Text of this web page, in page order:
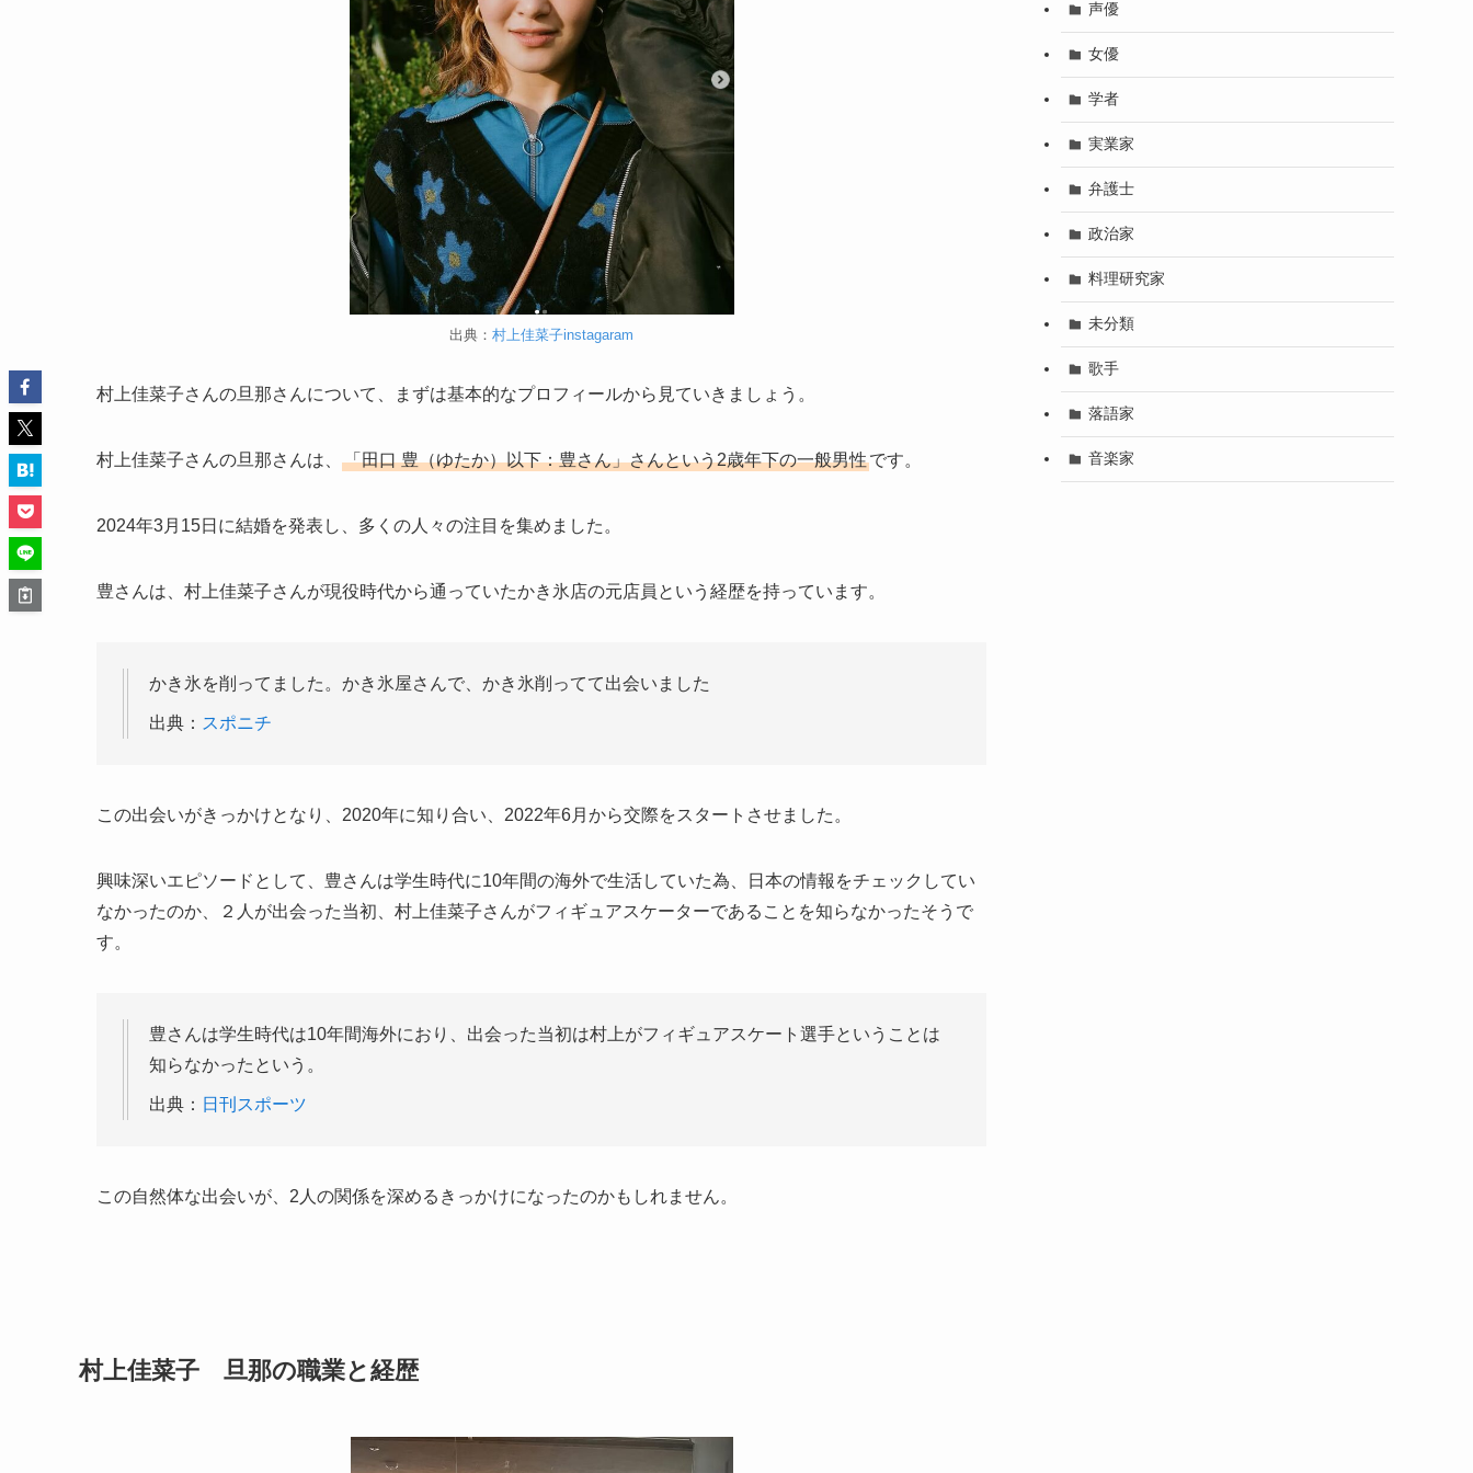
出典： 村上佳菜子instagaram
村上佳菜子さんの旦那さんについて、まずは基本的なプロフィールから見ていきましょう。
村上佳菜子さんの旦那さんは、 「田口 豊（ゆたか）以下：豊さん」さんという2歳年下の一般男性です。
2024年3月15日に結婚を発表し、多くの人々の注目を集めました。
豊さんは、村上佳菜子さんが現役時代から通っていたかき氷店の元店員という経歴を持っています。
かき氷を削ってました。かき氷屋さんで、かき氷削ってて出会いました
出典： スポニチ
この出会いがきっかけとなり、2020年に知り合い、2022年6月から交際をスタートさせました。
興味深いエピソードとして、豊さんは学生時代に10年間の海外で生活していた為、日本の情報をチェックしてい
なかったのか、２人が出会った当初、村上佳菜子さんがフィギュアスケーターであることを知らなかったそうで
す。
豊さんは学生時代は10年間海外におり、出会った当初は村上がフィギュアスケート選手ということは
知らなかったという。
出典： 日刊スポーツ
この自然体な出会いが、2人の関係を深めるきっかけになったのかもしれません。
村上佳菜子 旦那の職業と経歴
声優
女優
学者
実業家
弁護士
政治家
料理研究家
未分類
歌手
落語家
音楽家